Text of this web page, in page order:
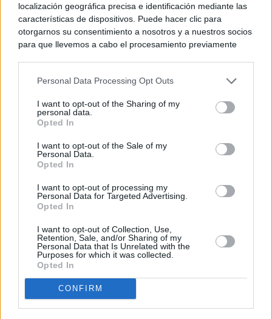
localización geográfica precisa e identificación mediante las
características de dispositivos. Puede hacer clic para
otorgarnos su consentimiento a nosotros y a nuestros socios
para que llevemos a cabo el procesamiento previamente
negar su consentimiento. Tenga en cuenta que algún
de su consentimiento, pero usted tiene el derecho de
rechazar tal procesamiento. Sus preferencias se aplicarán
cualquier momento entrando de nuevo en este sitio web o
visitando nuestra política de privacidad.
Personal Data Processing Opt Outs
I want to opt-out of the Sharing of my
personal data.
Opted In
I want to opt-out of the Sale of my
Personal Data.
Opted In
I want to opt-out of processing my
Personal Data for Targeted Advertising.
Opted In
I want to opt-out of Collection, Use,
Retention, Sale, and/or Sharing of my
Personal Data that Is Unrelated with the
Purposes for which it was collected.
Opted In
CONFIRM